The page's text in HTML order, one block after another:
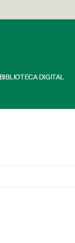
BIBLIOTECA DIGITAL